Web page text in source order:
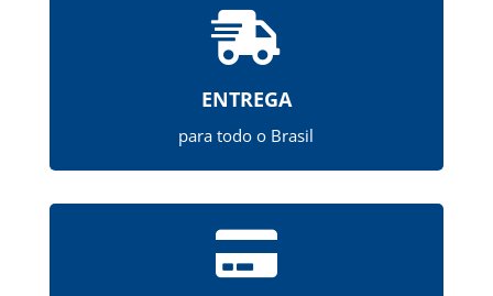

ENTREGA
para todo o Brasil
